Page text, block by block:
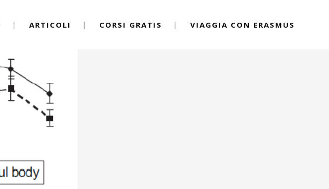
ARTICOLI CORSI GRATIS VIAGGIA CON ERASMUS